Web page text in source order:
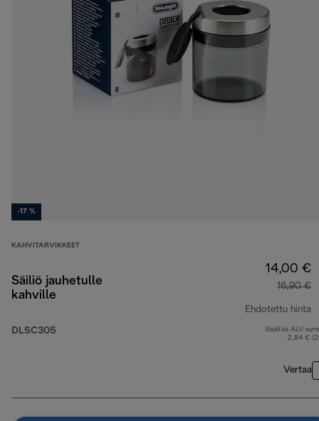
-17 %
KAHVITARVIKKEET
Säiliö jauhetulle
kahville
DLSC305
14,00 €
16,90 €
Ehdotettu hinta
Sisältää ALV-
2,84 €
Vertaa